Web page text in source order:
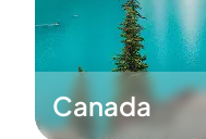
Canada